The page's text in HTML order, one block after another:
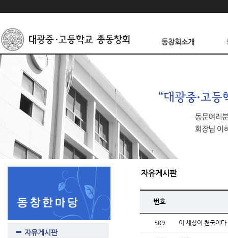
동창회소개
자유게시판
자유게시판
번호
509 이 세상이 천국이다